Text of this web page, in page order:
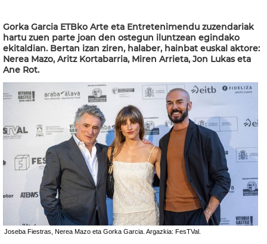
Gorka Garcia ETBko Arte eta Entretenimendu zuzendariak
hartu zuen parte joan den ostegun iluntzean egindako
ekitaldian. Bertan izan ziren, halaber, hainbat euskal aktore:
Nerea Mazo, Aritz Kortabarria, Miren Arrieta, Jon Lukas eta
Ane Rot.
Joseba Fiestras, Nerea Mazo eta Gorka Garcia. Argazkia: FesTVal.